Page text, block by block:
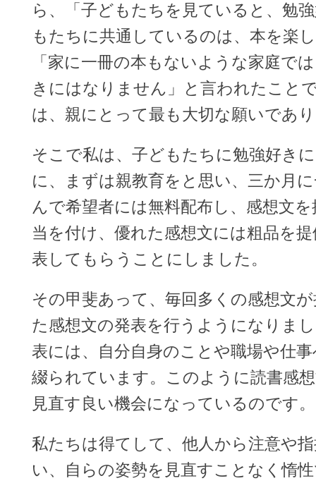
ら、「子どもたちを見ていると、勉
もたちに共通しているのは、本を楽
「家に一冊の本もないような家庭で
きにはなりません」と言われたこと
は、親にとって最も大切な願いであ
そこで私は、子どもたちに勉強好き
に、まずは親教育をと思い、三か月
んで希望者には無料配布し、感想文
当を付け、優れた感想文には粗品を
表してもらうことにしました。
その甲斐あって、毎回多くの感想文
た感想文の発表を行うようになりま
表には、自分自身のことや職場や仕
綴られています。このように読書感
見直す良い機会になっているのです。
私たちは得てして、他人から注意や
い、自らの姿勢を見直すことなく惰